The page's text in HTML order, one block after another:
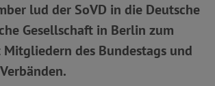
lud der SoVD in die Deutsche
Gesellschaft in Berlin zum
des Bundestags und